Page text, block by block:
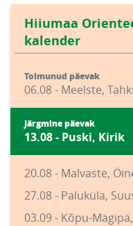
Hiiumaa
kalender
Toimunud päevak
06.08 - Meelste,
Järgmine päevak
13.08 - Puski, Kirik
20.08 - Malvaste,
27.08 - Paluküla,
03.09 - Kõpu-